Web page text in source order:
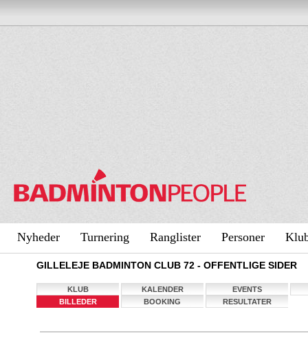
Nyheder Turnering Ranglister Personer
GILLELEJE BADMINTON CLUB 72 - OFFENTLIGE SIDER
KLUB KALENDER
EVENTS
BILLEDER
BOOKING RESULTATER